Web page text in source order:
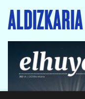
ALDIZKARIA